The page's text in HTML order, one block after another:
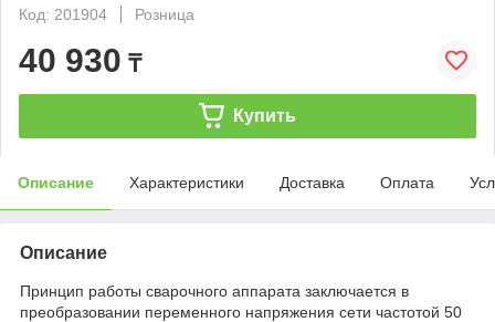
Код: 201904
Розница
40 930 ₸
Купить
Описание Характеристики Доставка Оплата
Описание
Принцип работы сварочного аппарата заключается в
преобразовании переменного напряжения сети частотой 50